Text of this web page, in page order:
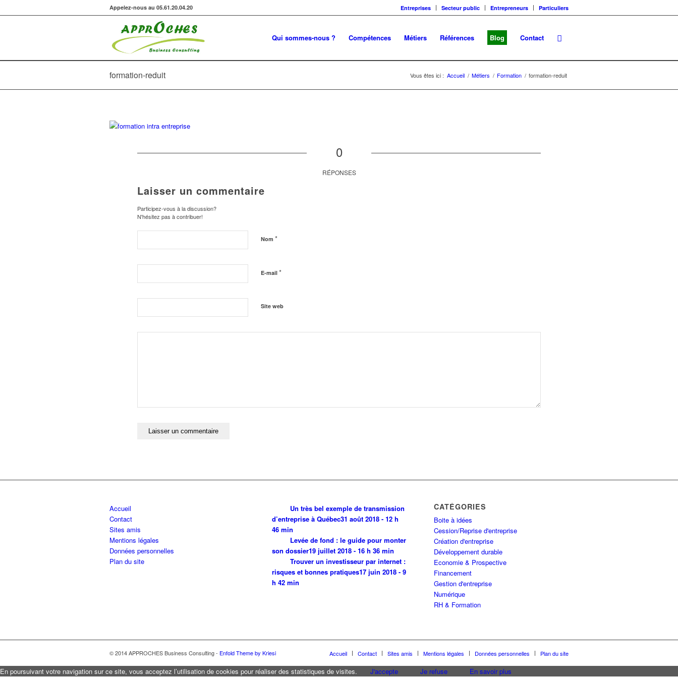
Entreprises Secteur public Entrepreneurs Particuliers
Appelez-nous au 05.61.20.04.20
Qui sommes-nous ? Compétences Métiers Références Blog Contact
formation-reduit Vous êtes ici : Accueil / Métiers / Formation / formation-reduit
0
RÉPONSES
Laisser un commentaire
Participez-vous à la discussion?
N'hésitez pas à contribuer!
Nom *
E-mail *
Site web
Accueil
Contact
Sites amis
Mentions légales
Données personnelles
Plan du site
Un très bel exemple de transmission
d’entreprise à Québec31 août 2018 - 12 h
46 min
Levée de fond : le guide pour monter
son dossier19 juillet 2018 - 16 h 36 min
Trouver un investisseur par internet :
risques et bonnes pratiques17 juin 2018 - 9
h 42 min
CATÉGORIES
Boite à idées
Cession/Reprise d'entreprise
Création d'entreprise
Développement durable
Economie & Prospective
Financement
Gestion d'entreprise
Numérique
RH & Formation
© 2014 APPROCHES Business Consulting - Enfold Theme by Kriesi Accueil Contact Sites amis Mentions légales Données personnelles Plan du site
En poursuivant votre navigation sur ce site, vous acceptez l’utilisation de cookies pour réaliser des statistiques de visites. J'accepte Je refuse En savoir plus